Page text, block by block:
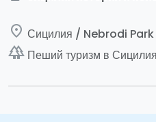
place Сицилия / Nebrodi Park
forest Пеший туризм в Сицилия